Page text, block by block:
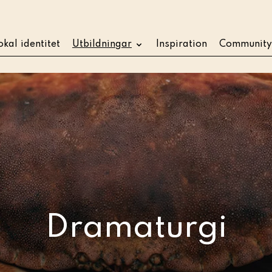
identitet Utbildningar
mat på event
eller etablera ett
och konsumentkunskap
måltidsupplevelser
Inspiration Community
Dramaturgi